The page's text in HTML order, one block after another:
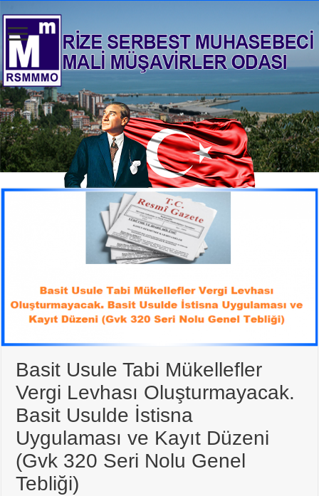
Basit Usule Tabi Mükellefler
Vergi Levhası Oluşturmayacak.
Basit Usulde İstisna
Uygulaması ve Kayıt Düzeni
(Gvk 320 Seri Nolu Genel
Tebliği)